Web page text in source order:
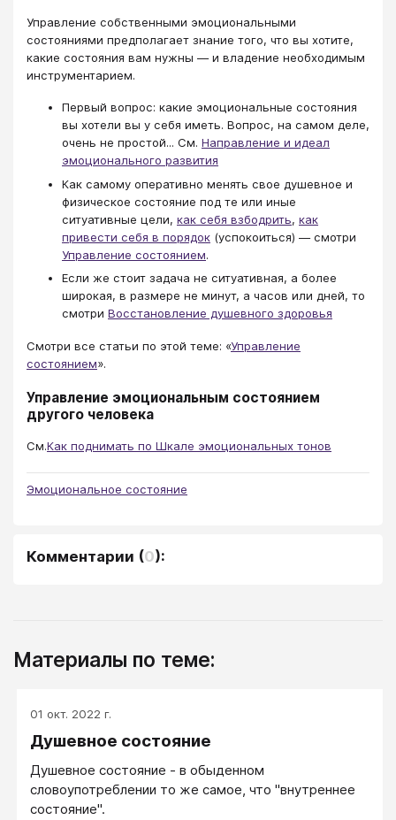
Управление собственными эмоциональными
состояниями предполагает знание того, что вы хотите,
какие состояния вам нужны — и владение необходимым
инструментарием.
Первый вопрос: какие эмоциональные состояния
вы хотели вы у себя иметь. Вопрос, на самом деле,
очень не простой... См. Направление и идеал
эмоционального развития
Как самому оперативно менять свое душевное и
физическое состояние под те или иные
ситуативные цели, как себя взбодрить, как
привести себя в порядок (успокоиться) — смотри
Управление состоянием.
Если же стоит задача не ситуативная, а более
широкая, в размере не минут, а часов или дней, то
смотри Восстановление душевного здоровья
Смотри все статьи по этой теме: «Управление
состоянием».
Управление эмоциональным состоянием
другого человека
См.Как поднимать по Шкале эмоциональных тонов
Эмоциональное состояние
Комментарии (0):
Материалы по теме:
01 окт. 2022 г.
Душевное состояние
Душевное состояние - в обыденном
словоупотреблении то же самое, что "внутреннее
состояние".